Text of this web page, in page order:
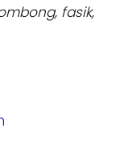
fasik,